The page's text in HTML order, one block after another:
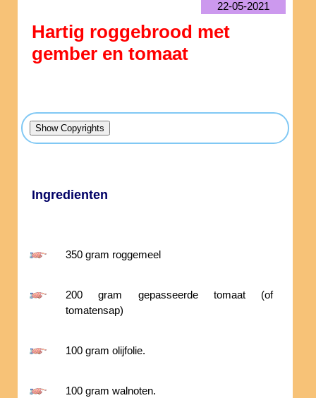
22-05-2021
Hartig roggebrood met
gember en tomaat
Ingredienten
350 gram roggemeel
200 gram gepasseerde tomaat (of
tomatensap)
100 gram olijfolie.
100 gram walnoten.